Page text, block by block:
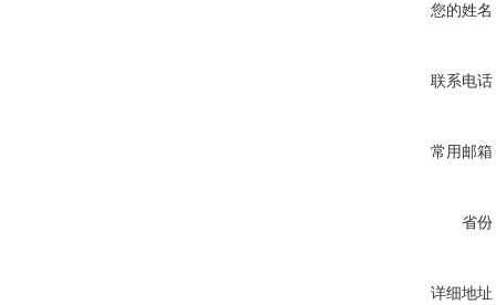
您的姓名
联系电话
常用邮箱
省份
详细地址